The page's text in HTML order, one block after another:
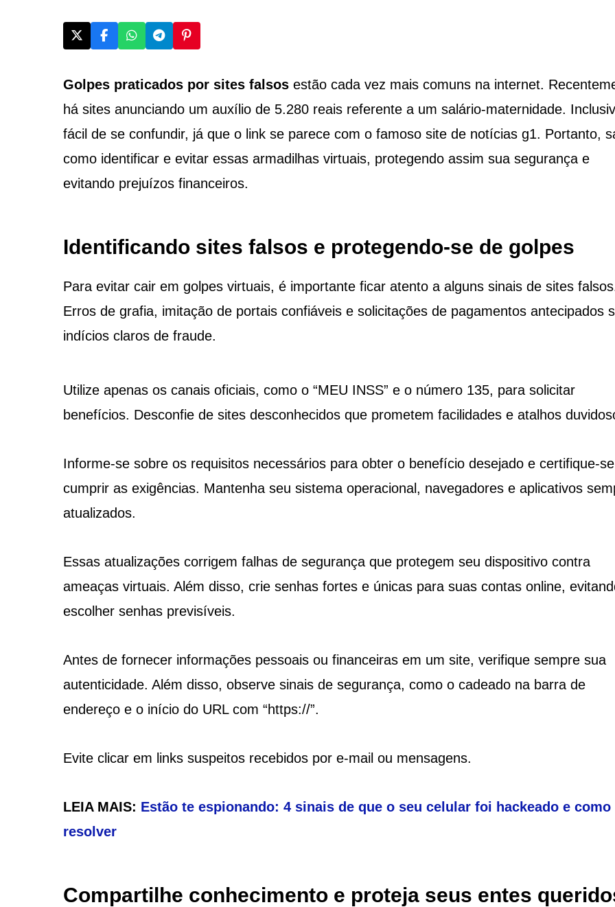
Golpes praticados por sites falsosestão cada vez mais comuns na internet.
há sites anunciando um auxílio de 5.280 reais referente a um salário-maternidade.
fácil de se confundir, já que o link se parece com o famoso site de notícias g1. Portanto,
como identificar e evitar essas armadilhas virtuais, protegendo assim sua segurança e
evitando prejuízos financeiros.
Identificando sites falsos e protegendo-se de golpes
Para evitar cair em golpes virtuais, é importante ficar atento a alguns sinais de sites
Erros de grafia, imitação de portais confiáveis e solicitações de pagamentos antecipados
indícios claros de fraude.
Utilize apenas os canais oficiais, como o “MEU INSS” e o número 135, para solicitar
benefícios. Desconfie de sites desconhecidos que prometem facilidades e atalhos
Informe-se sobre os requisitos necessários para obter o benefício desejado e certifique-
cumprir as exigências. Mantenha seu sistema operacional, navegadores e aplicativos
atualizados.
Essas atualizações corrigem falhas de segurança que protegem seu dispositivo contra
ameaças virtuais. Além disso, crie senhas fortes e únicas para suas contas online,
escolher senhas previsíveis.
Antes de fornecer informações pessoais ou financeiras em um site, verifique sempre sua
autenticidade. Além disso, observe sinais de segurança, como o cadeado na barra de
endereço e o início do URL com “https://”.
Evite clicar em links suspeitos recebidos por e-mail ou mensagens.
LEIA MAIS: Estão te espionando: 4 sinais de que o seu celular foi hackeado e como
resolver
Compartilhe conhecimento e proteja seus entes